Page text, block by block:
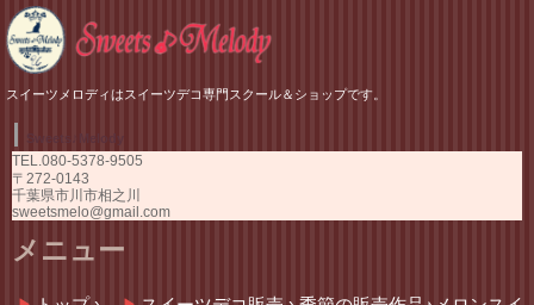
スイーツメロディはスイーツデコ専門スクール＆ショップです。
TEL.080-5378-9505
〒272-0143
千葉県市川市相之川
sweetsmelo@gmail.com
メニュー